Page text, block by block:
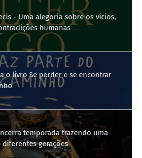
- Uma alegoria sobre os vícios,
humanas
o livro Se perder e se encontrar
temporada trazendo uma
gerações